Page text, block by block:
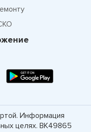
Информация
целях. ВК49865